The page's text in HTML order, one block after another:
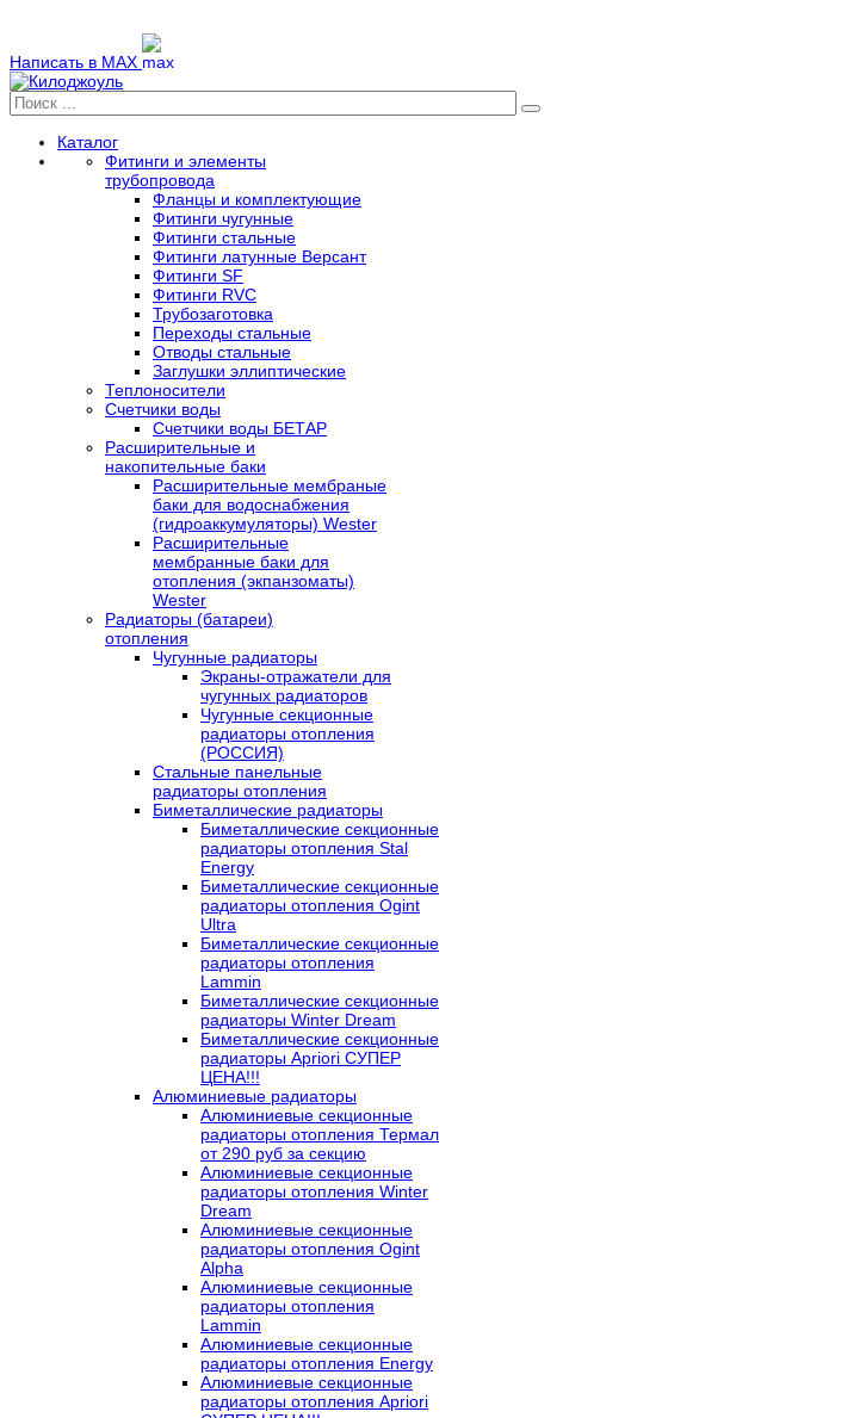
Написать в MAX
Каталог
Фитинги и элементы
трубопровода
Фланцы и комплектующие
Фитинги чугунные
Фитинги стальные
Фитинги латунные Версант
Фитинги SF
Фитинги RVC
Трубозаготовка
Переходы стальные
Отводы стальные
Заглушки эллиптические
Теплоносители
Счетчики воды
Счетчики воды БЕТАР
Расширительные и
накопительные баки
Расширительные мембраные
баки для водоснабжения
(гидроаккумуляторы) Wester
Расширительные
мембранные баки для
отопления (экпанзоматы)
Wester
Радиаторы (батареи)
отопления
Чугунные радиаторы
Экраны-отражатели для
чугунных радиаторов
Чугунные секционные
радиаторы отопления
(РОССИЯ)
Стальные панельные
радиаторы отопления
Биметаллические радиаторы
Биметаллические секционные
радиаторы отопления Stal
Energy
Биметаллические секционные
радиаторы отопления Ogint
Ultra
Биметаллические секционные
радиаторы отопления
Lammin
Биметаллические секционные
радиаторы Winter Dream
Биметаллические секционные
радиаторы Apriori СУПЕР
ЦЕНА!!!
Алюминиевые радиаторы
Алюминиевые секционные
радиаторы отопления Термал
от 290 руб за секцию
Алюминиевые секционные
радиаторы отопления Winter
Dream
Алюминиевые секционные
радиаторы отопления Ogint
Alpha
Алюминиевые секционные
радиаторы отопления
Lammin
Алюминиевые секционные
радиаторы отопления Energy
Алюминиевые секционные
радиаторы отопления Apriori